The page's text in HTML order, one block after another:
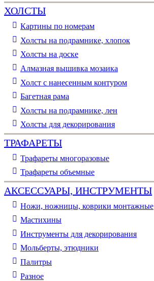
ХОЛСТЫ
Картины по номерам
Холсты на подрамнике, хлопок
Холсты на доске
Алмазная вышивка мозаика
Холст с нанесенным контуром
Багетная рама
Холсты на подрамнике, лен
Холсты для декорирования
ТРАФАРЕТЫ
Трафареты многоразовые
Трафареты объемные
АКСЕССУАРЫ, ИНСТРУМЕНТЫ
Ножи, ножницы, коврики монтажные
Мастихины
Инструменты для декорирования
Мольберты, этюдники
Палитры
Разное